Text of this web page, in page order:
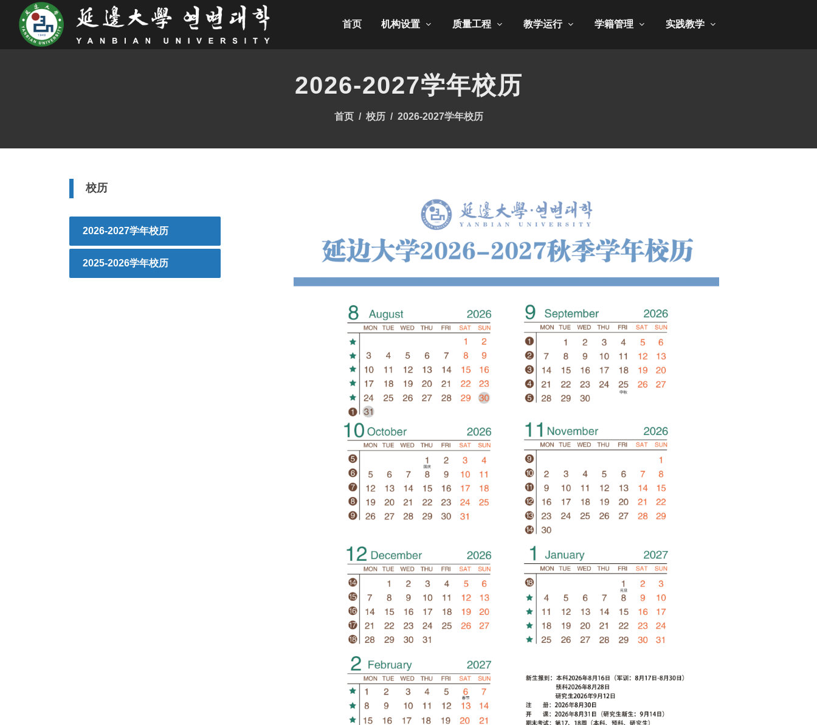
首页 机构设置 质量工程 教学运行 学籍管理 实践教学
2026-2027学年校历
首页 校历 2026-2027学年校历
校历
2026-2027学年校历
2025-2026学年校历